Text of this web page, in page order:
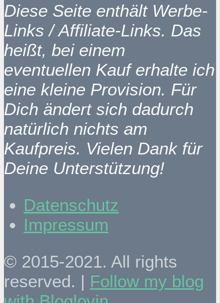
Diese Seite enthält Werbe-
Links / Affiliate-Links. Das
heißt, bei einem
eventuellen Kauf erhalte ich
eine kleine Provision. Für
Dich ändert sich dadurch
natürlich nichts am
Kaufpreis. Vielen Dank für
Deine Unterstützung!
Datenschutz
Impressum
© 2015-2021. All rights
reserved. | Follow my blog